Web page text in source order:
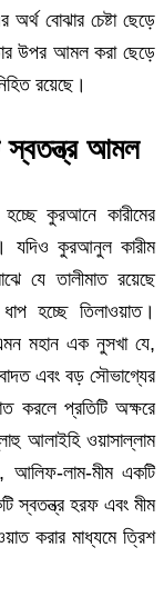
অর্থ বোঝার চেষ্টা ছেড়ে
উপর আমল করা ছেড়ে
রয়েছে।
স্বতন্ত্র আমল
কুরআনে কারীমের
যদিও কুরআনুল কারীম
যে তালীমাত রয়েছে
হচ্ছে তিলাওয়াত।
মহান এক নুসখা যে,
এবং বড় সৌভাগ্যের
করলে প্রতিটি অক্ষরে
আলাইহি ওয়াসাল্লাম
আলিফ-লাম-মীম একটি
স্বতন্ত্র হরফ এবং মীম
করার মাধ্যমে ত্রিশ